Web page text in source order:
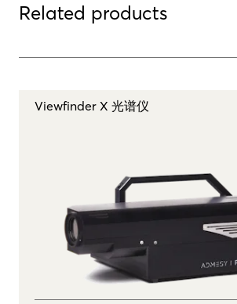
Related products
Viewfinder X 光谱仪